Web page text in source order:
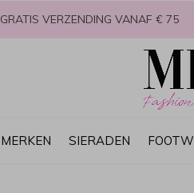
MERKEN SIERADEN
GRATIS VERZENDING VANAF € 75